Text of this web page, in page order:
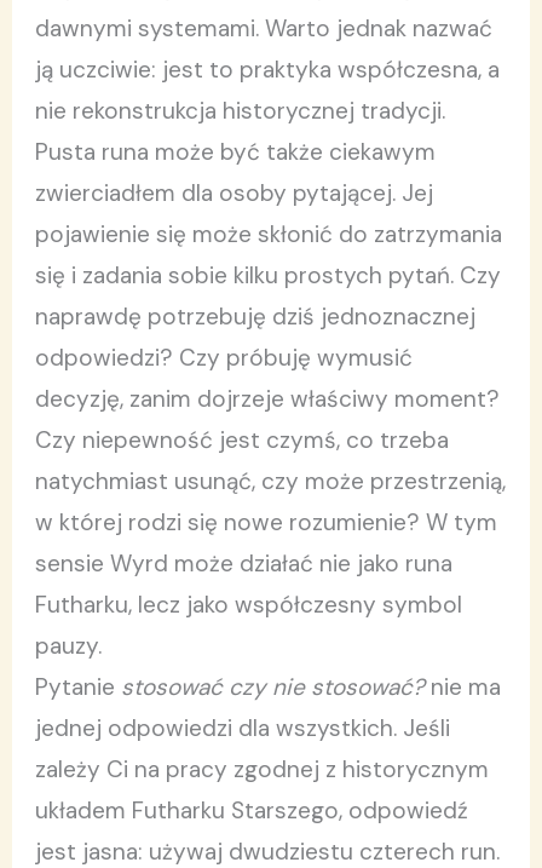
dawnymi systemami. Warto jednak nazwać
ją uczciwie: jest to praktyka współczesna, a
nie rekonstrukcja historycznej tradycji.
Pusta runa może być także ciekawym
zwierciadłem dla osoby pytającej. Jej
pojawienie się może skłonić do zatrzymania
się i zadania sobie kilku prostych pytań. Czy
naprawdę potrzebuję dziś jednoznacznej
odpowiedzi? Czy próbuję wymusić
decyzję, zanim dojrzeje właściwy moment?
Czy niepewność jest czymś, co trzeba
natychmiast usunąć, czy może przestrzenią,
w której rodzi się nowe rozumienie? W tym
sensie Wyrd może działać nie jako runa
Futharku, lecz jako współczesny symbol
pauzy.
Pytanie stosować czy nie stosować?nie ma
jednej odpowiedzi dla wszystkich. Jeśli
zależy Ci na pracy zgodnej z historycznym
układem Futharku Starszego, odpowiedź
jest jasna: używaj dwudziestu czterech run.